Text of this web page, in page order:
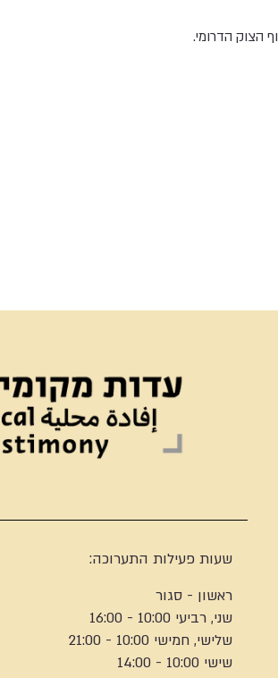
הצוק הדרומי.
שעות פעילות התערוכה:
ראשון - סגור
שני, רביעי 10:00 - 16:00
שלישי, חמישי 10:00 - 21:00
שישי 10:00 - 14:00